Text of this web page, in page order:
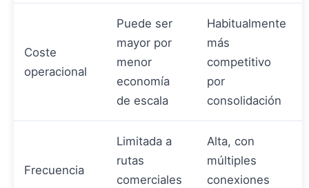
Coste
operacional
Puede ser
mayor por
menor
economía
de escala
Habitualmente
más
competitivo
por
consolidación
Frecuencia
Limitada a
rutas
comerciales
Alta, con
múltiples
conexiones